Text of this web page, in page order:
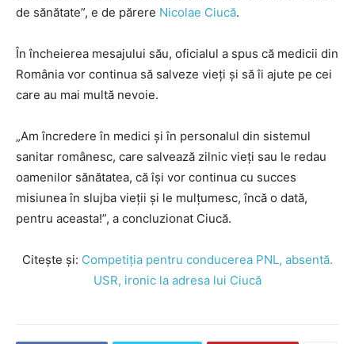
de sănătate”, e de părere Nicolae Ciucă.
În încheierea mesajului său, oficialul a spus că medicii din
România vor continua să salveze vieți și să îi ajute pe cei
care au mai multă nevoie.
„Am încredere în medici şi în personalul din sistemul
sanitar românesc, care salvează zilnic vieţi sau le redau
oamenilor sănătatea, că îşi vor continua cu succes
misiunea în slujba vieţii şi le mulţumesc, încă o dată,
pentru aceasta!”, a concluzionat Ciucă.
Citește și: Competiția pentru conducerea PNL, absentă.
USR, ironic la adresa lui Ciucă